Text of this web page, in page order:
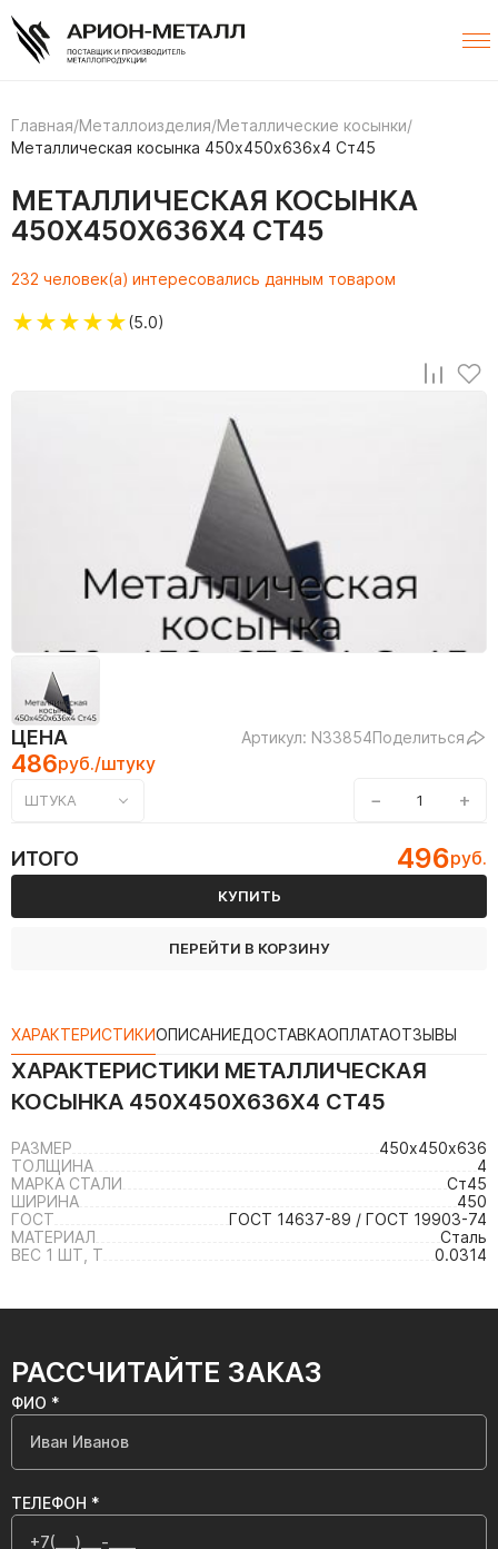
Главная/Металлоизделия/Металлические косынки/
Металлическая косынка 450х450х636х4 Ст45
МЕТАЛЛИЧЕСКАЯ КОСЫНКА
450Х450Х636Х4 СТ45
232 человек(а) интересовались данным товаром
★★★★★(5.0)
ЦЕНА Артикул: N33854Поделиться
486руб./штуку
ШТУКА − +
ИТОГО 496руб.
КУПИТЬ
ПЕРЕЙТИ В КОРЗИНУ
ХАРАКТЕРИСТИКИОПИСАНИЕДОСТАВКАОПЛАТАОТЗЫВЫ
ХАРАКТЕРИСТИКИ МЕТАЛЛИЧЕСКАЯ
КОСЫНКА 450Х450Х636Х4 СТ45
РАЗМЕР
450х450х636
ТОЛЩИНА
4
МАРКА СТАЛИ
Ст45
ШИРИНА
450
ГОСТ
ГОСТ 14637-89 / ГОСТ 19903-74
МАТЕРИАЛ
Сталь
ВЕС 1 ШТ, Т
0.0314
РАССЧИТАЙТЕ ЗАКАЗ
ФИО *
ТЕЛЕФОН *